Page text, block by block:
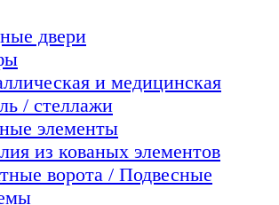
двери
и медицинская
/ стеллажи
элементы
из кованых элементов
ворота / Подвесные